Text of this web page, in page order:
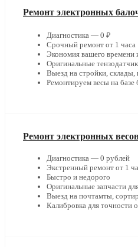
Ремонт электронных
Диагностика — 0 ₽
Срочный ремонт от 1 часа
Экономия вашего времени
Оригинальные
Выезд на стройки, склады,
Ремонтируем весы на базе
Ремонт электронных
Диагностика — 0 рублей
Экстренный ремонт от 1
Быстро и недорого
Оригинальные запчасти
Выезд на почтамты,
Калибровка для точности